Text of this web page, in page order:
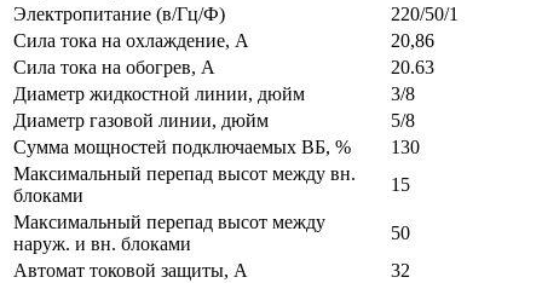
Электропитание (в/Гц/Ф)
220/50/1
Сила тока на охлаждение, А
20,86
Сила тока на обогрев, А
20.63
Диаметр жидкостной линии, дюйм
3/8
Диаметр газовой линии, дюйм
5/8
Сумма мощностей подключаемых ВБ, %
130
Максимальный перепад высот между вн.
блоками
15
Максимальный перепад высот между
наруж. и вн. блоками
50
Автомат токовой защиты, A
32